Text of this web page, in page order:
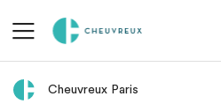
Retour aux actualités
Cheuvreux Paris